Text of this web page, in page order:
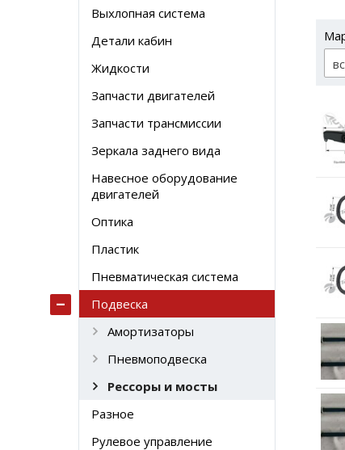
Выхлопная система
Детали кабин
Жидкости
Запчасти двигателей
Запчасти трансмиссии
Зеркала заднего вида
Навесное оборудование
двигателей
Оптика
Пластик
Пневматическая система
Подвеска
Амортизаторы
Пневмоподвеска
Рессоры и мосты
Разное
Рулевое управление